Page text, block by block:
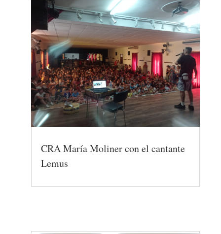
CRA María Moliner con el cantante
Lemus